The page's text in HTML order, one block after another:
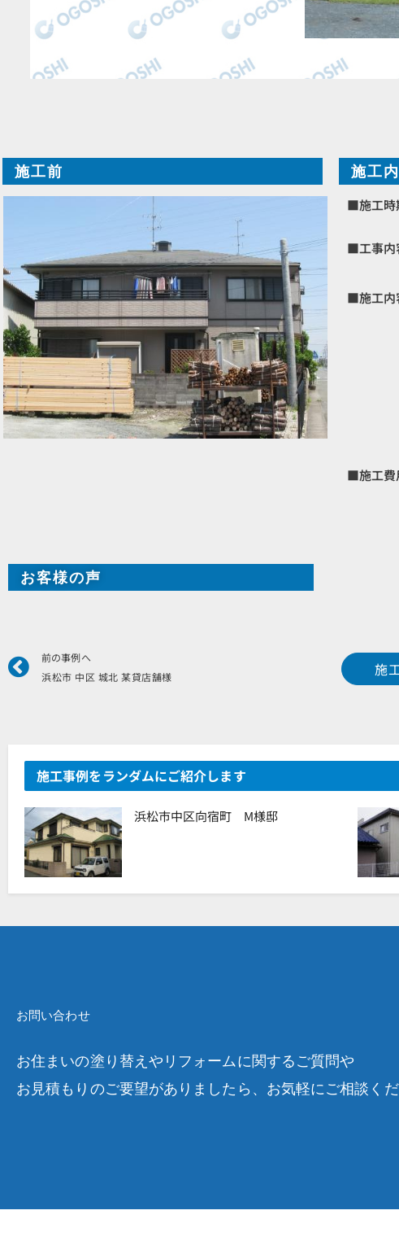
施工前
施工
■施工時
■工事内
■施工内
■施工費
お客様の声
Prev
前の事例へ
浜松市 中区 城北 某貸店舗様
施
施工事例をランダムにご紹介します
浜松市中区向宿町 M様邸
お問い合わせ
お住まいの塗り替えやリフォームに関するご質問や
お見積もりのご要望がありましたら、お気軽にご相談く